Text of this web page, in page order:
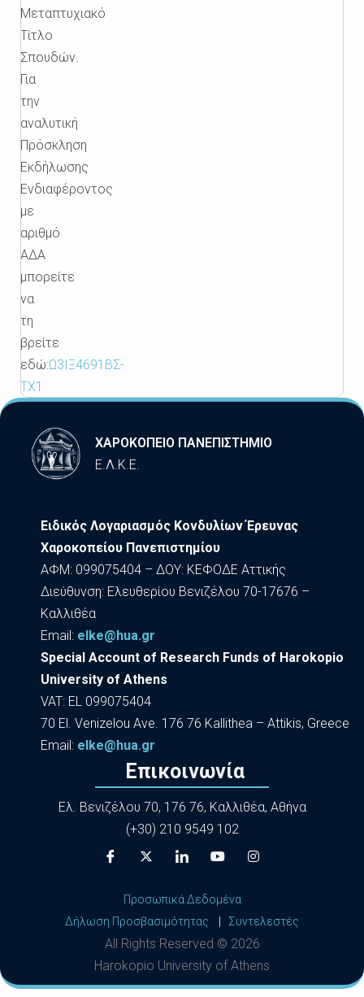
Μεταπτυχιακό
Τίτλο
Σπουδών.
Για
την
αναλυτική
Πρόσκληση
Εκδήλωσης
Ενδιαφέροντος
με
αριθμό
ΑΔΑ
μπορείτε
να
τη
βρείτε
εδώ:Ω3ΙΞ4691ΒΣ-
ΤΧ1
ΧΑΡΟΚΟΠΕΙΟ ΠΑΝΕΠΙΣΤΗΜΙΟ
Ε.Λ.Κ.Ε.
Ειδικός Λογαριασμός Κονδυλίων Έρευνας
Χαροκοπείου Πανεπιστημίου
ΑΦΜ: 099075404 – ΔΟΥ: ΚΕΦΟΔΕ Αττικής
Διεύθυνση: Ελευθερίου Βενιζέλου 70-17676 –
Καλλιθέα
Εmail: elke@hua.gr
Special Account of Research Funds of Harokopio
University of Athens
VAT: EL 099075404
70 El. Venizelou Ave. 176 76 Kallithea – Attikis, Greece
Εmail: elke@hua.gr
Επικοινωνία
Ελ. Βενιζέλου 70, 176 76, Καλλιθέα, Αθήνα
(+30) 210 9549 102
Προσωπικά Δεδομένα
Δήλωση Προσβασιμότητας
Συντελεστές
All Rights Reserved © 2026
Harokopio University of Athens